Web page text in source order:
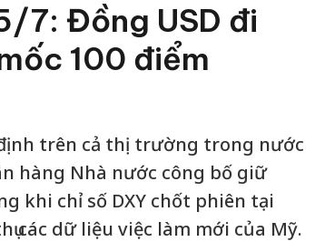
7: Đồng USD đi
100 điểm
định trên cả thị trường trong nước
hàng Nhà nước công bố giữ
khi chỉ số DXY chốt phiên tại
các dữ liệu việc làm mới của Mỹ.